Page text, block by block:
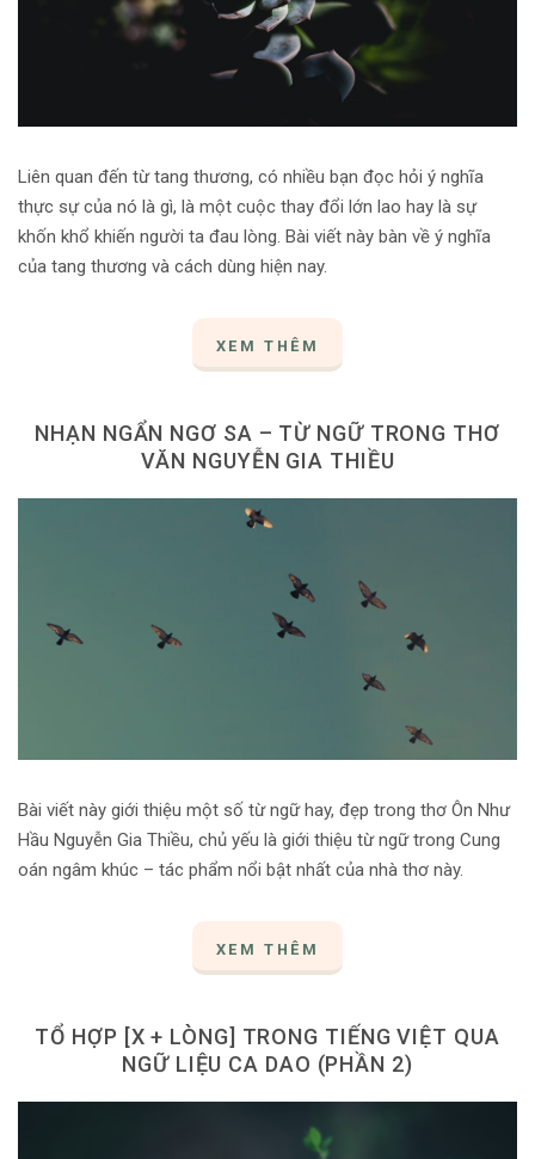
Liên quan đến từ tang thương, có nhiều bạn đọc hỏi ý nghĩa
thực sự của nó là gì, là một cuộc thay đổi lớn lao hay là sự
khốn khổ khiến người ta đau lòng. Bài viết này bàn về ý nghĩa
của tang thương và cách dùng hiện nay.
XEM THÊM
NHẠN NGẨN NGƠ SA – TỪ NGỮ TRONG THƠ
VĂN NGUYỄN GIA THIỀU
Bài viết này giới thiệu một số từ ngữ hay, đẹp trong thơ Ôn Như
Hầu Nguyễn Gia Thiều, chủ yếu là giới thiệu từ ngữ trong Cung
oán ngâm khúc – tác phẩm nổi bật nhất của nhà thơ này.
XEM THÊM
TỔ HỢP [X + LÒNG] TRONG TIẾNG VIỆT QUA
NGỮ LIỆU CA DAO (PHẦN 2)